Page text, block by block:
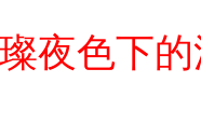
夜色下